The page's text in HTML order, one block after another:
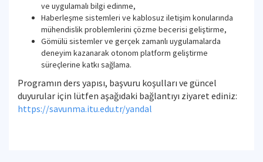
ve uygulamalı bilgi edinme,
Haberleşme sistemleri ve kablosuz iletişim konularında
mühendislik problemlerini çözme becerisi geliştirme,
Gömülü sistemler ve gerçek zamanlı uygulamalarda
deneyim kazanarak otonom platform geliştirme
süreçlerine katkı sağlama.
Programın ders yapısı, başvuru koşulları ve güncel
duyurular için lütfen aşağıdaki bağlantıyı ziyaret ediniz:
https://savunma.itu.edu.tr/yandal